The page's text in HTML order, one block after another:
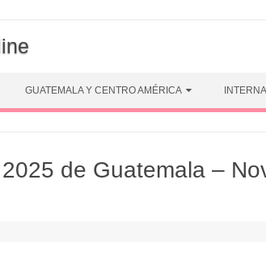
GUATEMALA Y CENTRO AMÉRICA
de Guatemala –